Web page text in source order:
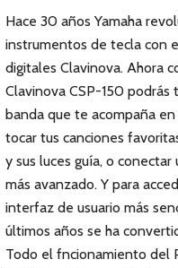
Hace 30 años Yamaha
instrumentos de tecla con
digitales Clavinova. Ahora
Clavinova CSP-150 podrás
banda que te acompaña
tocar tus canciones
y sus luces guía, o
más avanzado. Y para
interfaz de usuario más
últimos años se ha
Todo el fncionamiento del